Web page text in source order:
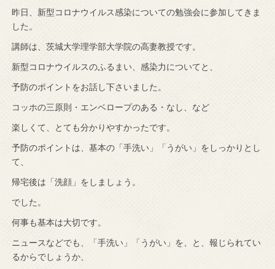
昨日、新型コロナウイルス感染についての勉強会に参加してきま
した。
講師は、茨城大学理学部大学院の高妻教授です。
新型コロナウイルスのふるまい、感染力についてと、
予防のポイントをお話し下さいました。
コッホの三原則・エンベロープのある・なし、など
楽しくて、とても分かりやすかったです。
予防のポイントは、基本の「手洗い」「うがい」をしっかりとし
て、
帰宅後は「洗顔」をしましょう。
でした。
何事も基本は大切です。
ニュースなどでも、「手洗い」「うがい」を、と、報じられてい
るからでしょうか、